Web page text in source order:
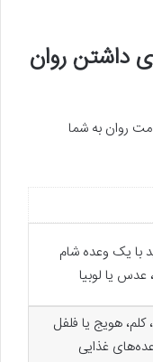
داشتن روان
روان به شما
با یک وعده شام
یا لوبیا
کلم، هویج یا فلفل
غذایی